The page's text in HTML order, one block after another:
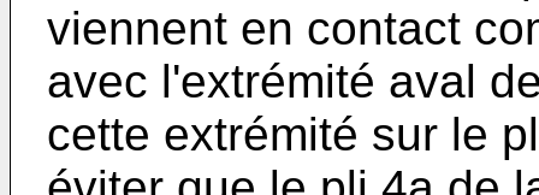
viennent en contact
avec l'extrémité aval
cette extrémité sur le